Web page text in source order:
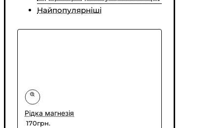
Найпопулярніші
Рідка магнезія
170грн.